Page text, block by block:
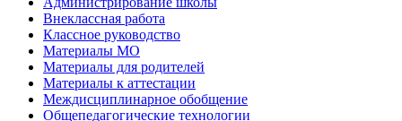
Внеклассная работа
Классное руководство
Материалы МО
Материалы для родителей
Материалы к аттестации
Междисциплинарное обобщение
Общепедагогические технологии